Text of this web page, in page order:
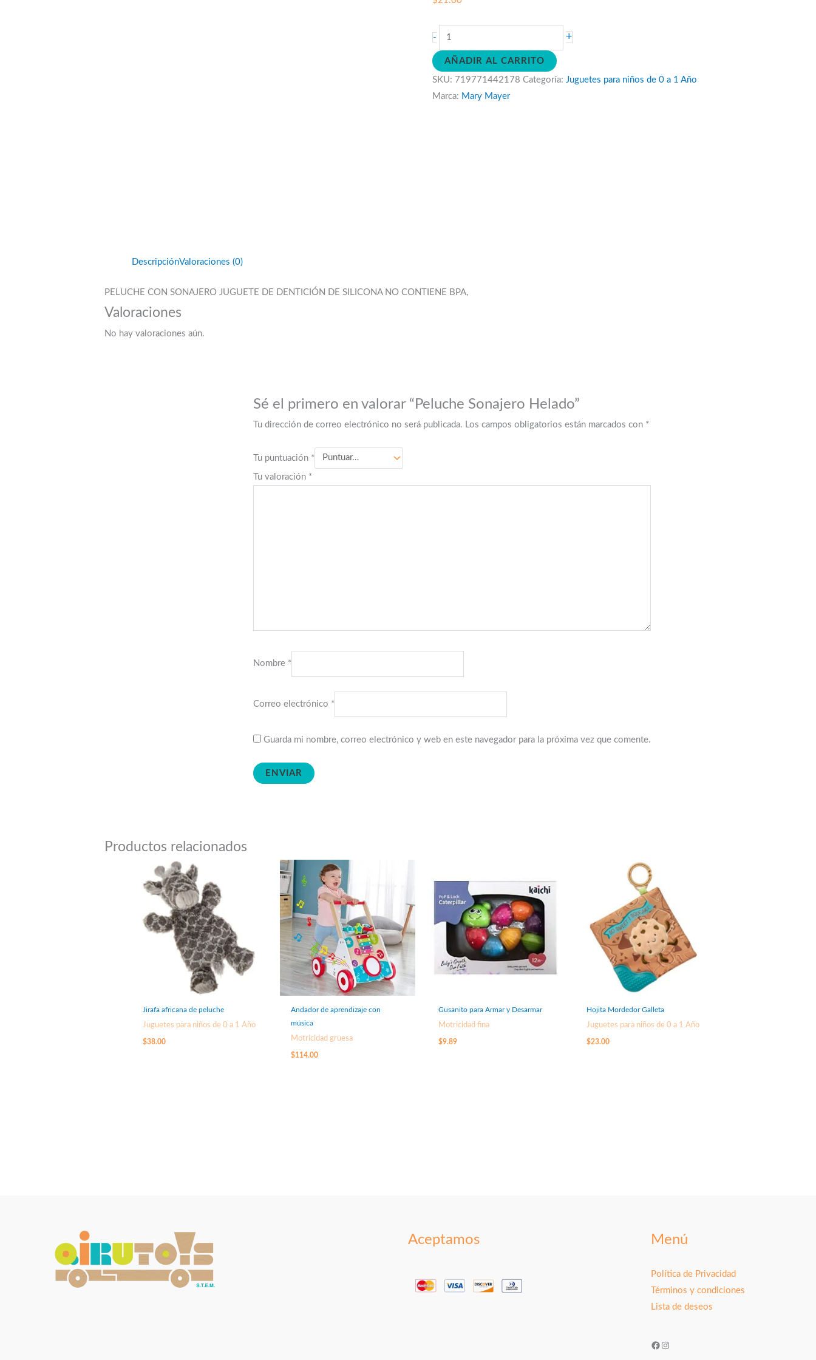
-
Peluche
Sonajero
Helado
cantidad
+
AÑADIR AL CARRITO
SKU: 719771442178 Categoría: Juguetes para niños de 0 a 1 Año
Marca: Mary Mayer
DescripciónValoraciones (0)
PELUCHE CON SONAJERO JUGUETE DE DENTICIÓN DE SILICONA NO CONTIENE BPA,
Valoraciones
No hay valoraciones aún.
Sé el primero en valorar “Peluche Sonajero Helado”
Tu dirección de correo electrónico no será publicada. Los campos obligatorios están marcados con *
Tu puntuación *
Tu valoración *
Nombre *
Correo electrónico *
Guarda mi nombre, correo electrónico y web en este navegador para la próxima vez que comente.
Productos relacionados
Jirafa africana de peluche
Juguetes para niños de 0 a 1 Año
$38.00
Andador de aprendizaje con
música
Motricidad gruesa
$114.00
Gusanito para Armar y Desarmar
Motricidad fina
$9.89
Hojita Mordedor Galleta
Juguetes para niños de 0 a 1 Año
$23.00
Aceptamos Menú
Política de Privacidad
Términos y condiciones
Lista de deseos
Facebook
Instagram